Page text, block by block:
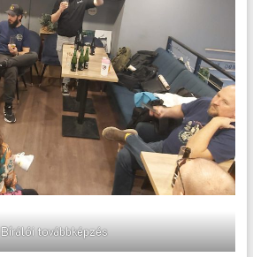
Bírálói továbbképzés